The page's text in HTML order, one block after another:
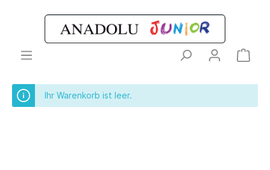
Ihr Warenkorb ist leer.